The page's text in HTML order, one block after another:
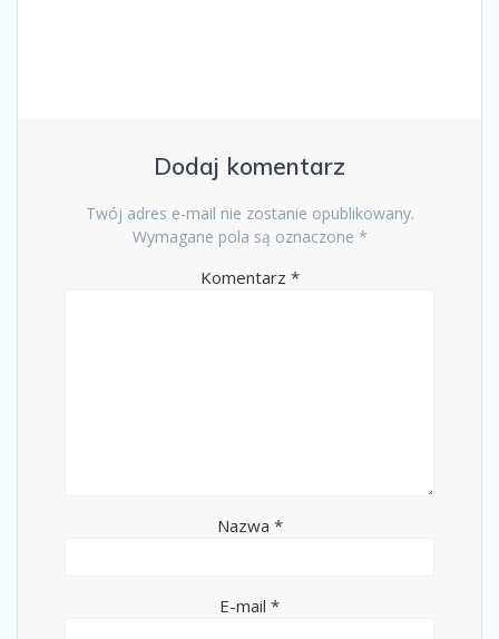
Dodaj komentarz
Twój adres e-mail nie zostanie opublikowany.
Wymagane pola są oznaczone *
Komentarz *
Nazwa *
E-mail *